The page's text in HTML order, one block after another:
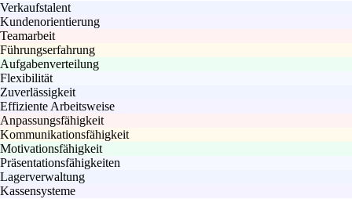
Verkaufstalent
Kundenorientierung
Teamarbeit
Führungserfahrung
Aufgabenverteilung
Flexibilität
Zuverlässigkeit
Effiziente Arbeitsweise
Anpassungsfähigkeit
Kommunikationsfähigkeit
Motivationsfähigkeit
Präsentationsfähigkeiten
Lagerverwaltung
Kassensysteme